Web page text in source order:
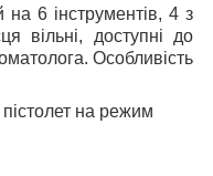
на 6 інструментів, 4 з
вільні, доступні до
Особливість
на режим